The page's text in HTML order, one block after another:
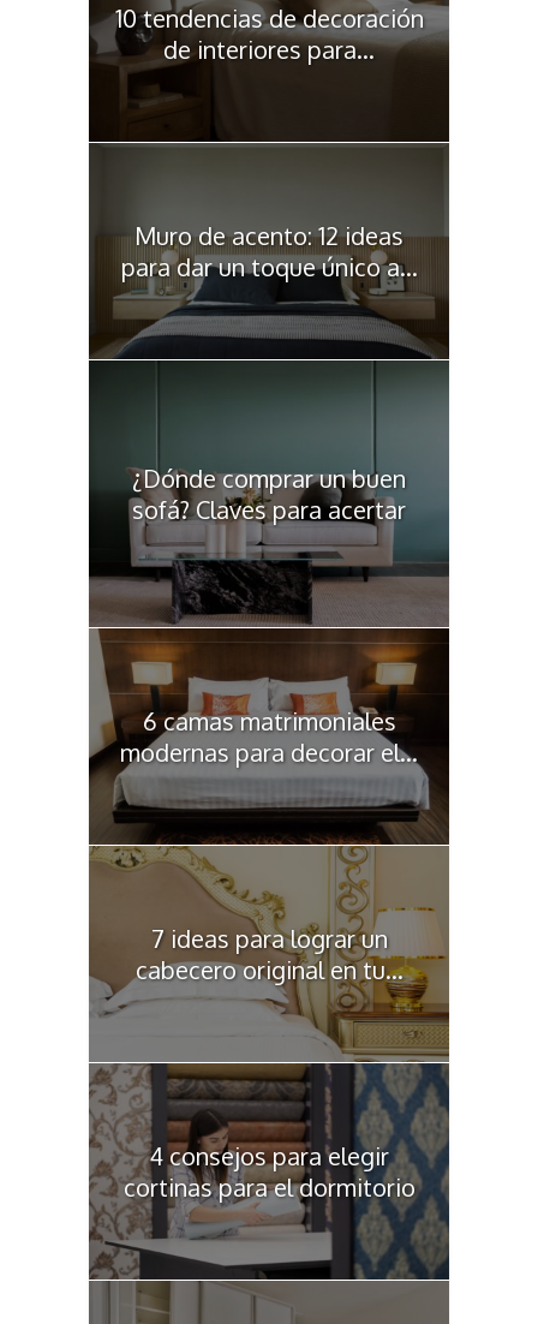
10 tendencias de decoración
de interiores para...
Muro de acento: 12 ideas
para dar un toque único a...
¿Dónde comprar un buen
sofá? Claves para acertar
6 camas matrimoniales
modernas para decorar el...
7 ideas para lograr un
cabecero original en tu...
4 consejos para elegir
cortinas para el dormitorio